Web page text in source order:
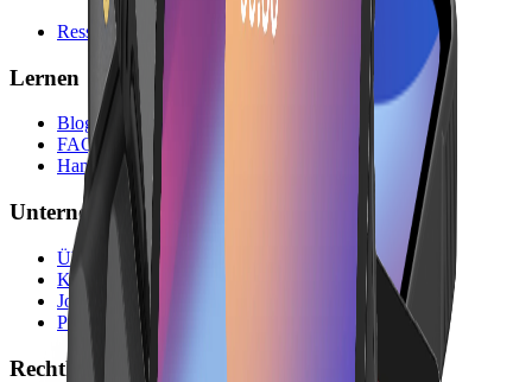
Ressourcen
Lernen
Blog
FAQs
Handbuch
Unternehmen
Über uns
Kontakt
Jobs
Partnerprogramm
Rechtliches